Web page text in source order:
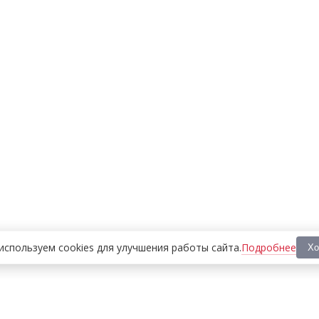
cookies для улучшения работы сайта.Подробнее